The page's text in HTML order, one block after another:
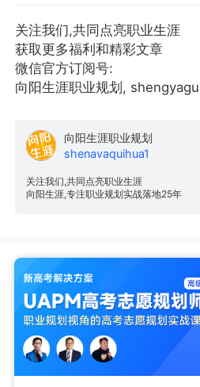
关注我们,共同点亮职业生涯
获取更多福利和精彩文章
微信官方订阅号:
向阳生涯职业规划,
向阳生涯职业规划
shenavaquihua1
关注我们,共同点亮职业生涯
向阳生涯,专注职业规划实战落地25年